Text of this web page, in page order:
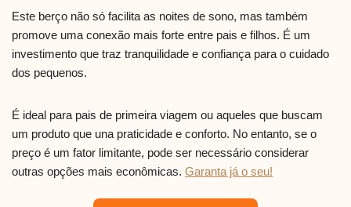
Este berço não só facilita as noites de sono, mas também
promove uma conexão mais forte entre pais e filhos. É um
investimento que traz tranquilidade e confiança para o cuidado
dos pequenos.
É ideal para pais de primeira viagem ou aqueles que buscam
um produto que una praticidade e conforto. No entanto, se o
preço é um fator limitante, pode ser necessário considerar
outras opções mais econômicas. Garanta já o seu!